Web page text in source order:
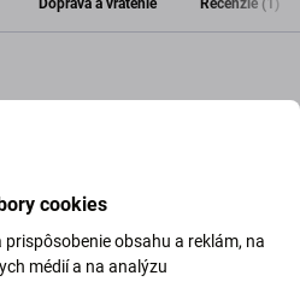
Doprava a vrátenie Recenzie (1)
pre Apple
Apple iPhone 5 chýbajú, sú
táto sada je vhodná na
cookies
obsahu a reklám, na
médií a na analýzu